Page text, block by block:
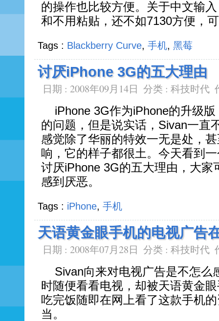
的操作也比较方便。关于中文输
和不用粘贴，还不如7130方便，
Tags : Blackberry Curve, 手机, 黑莓
讨厌iPhone 3G的五大理由
日期 : 2008年09月14日 分类 : 科技时代
iPhone 3G作为iPhone的升级
的问题，但是说实话，Sivan一直
感觉除了华丽的特效一无是处，
响，它的样子都很土。今天看到
讨厌iPhone 3G的五大理由，大家
感到厌恶。
Tags : iPhone, 手机
天语黄金眼手机的电视广告
日期 : 2008年07月28日 分类 : 科技时代
Sivan向来对电视广告是不怎么
时随便看看电视，却被天语黄金
吃完饭随即在网上看了这款手机
当。